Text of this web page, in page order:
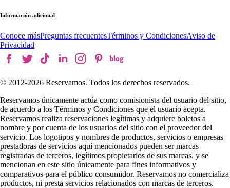
Información adicional
Conoce másPreguntas frecuentesTérminos y CondicionesAviso de
Privacidad
© 2012-2026 Reservamos. Todos los derechos reservados.
Reservamos únicamente actúa como comisionista del usuario del sitio,
de acuerdo a los Términos y Condiciones que el usuario acepta.
Reservamos realiza reservaciones legítimas y adquiere boletos a
nombre y por cuenta de los usuarios del sitio con el proveedor del
servicio. Los logotipos y nombres de productos, servicios o empresas
prestadoras de servicios aquí mencionados pueden ser marcas
registradas de terceros, legítimos propietarios de sus marcas, y se
mencionan en este sitio únicamente para fines informativos y
comparativos para el público consumidor. Reservamos no comercializa
productos, ni presta servicios relacionados con marcas de terceros.